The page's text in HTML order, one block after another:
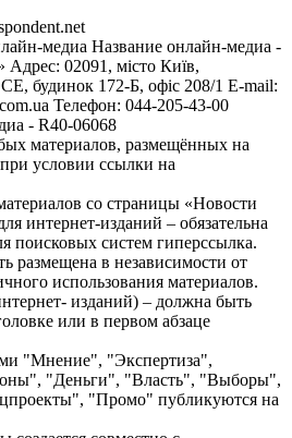
медиа Название онлайн-медиа -
Адрес: 02091, місто Київ,
172-Б, офіс 208/1 E-mail:
Телефон: 044-205-43-00
- R40-06068
материалов, размещённых на
при условии ссылки на
со страницы «Новости
интернет-изданий – обязательна
поисковых систем гиперссылка.
размещена в независимости от
использования материалов.
изданий) – должна быть
или в первом абзаце
"Мнение", "Экспертиза",
"Деньги", "Власть", "Выборы",
"Промо" публикуются на